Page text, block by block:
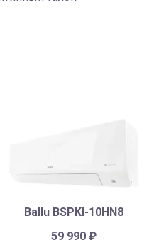
Ballu BSPKI-10HN8
59 990 ₽